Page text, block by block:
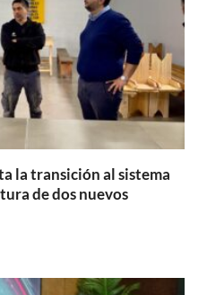
la transición al sistema
de dos nuevos